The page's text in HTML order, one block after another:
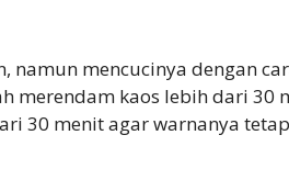
mencucinya dengan
merendam kaos lebih dari 30
30 menit agar warnanya